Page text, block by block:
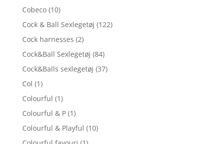
Cobeco (10)
Cock & Ball Sexlegetøj (122)
Cock harnesses (2)
Cock&Ball Sexlegetøj (84)
Cock&Balls sexlegetøj (37)
Col (1)
Colourful (1)
Colourful & P (1)
Colourful & Playful (10)